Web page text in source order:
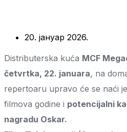
20. јануар 2026.
Distributerska kuća MCF
četvrtka, 22. januara, na
repertoaru upravo će se naći
filmova godine i potencijalni
nagradu Oskar.